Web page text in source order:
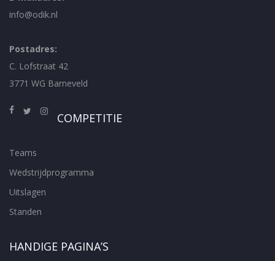
info@odik.nl
Postadres:
C. Lofstraat 42
3771 WG Barneveld
COMPETITIE
Teams
Wedstrijdprogramma
Uitslagen
Standen
HANDIGE PAGINA’S